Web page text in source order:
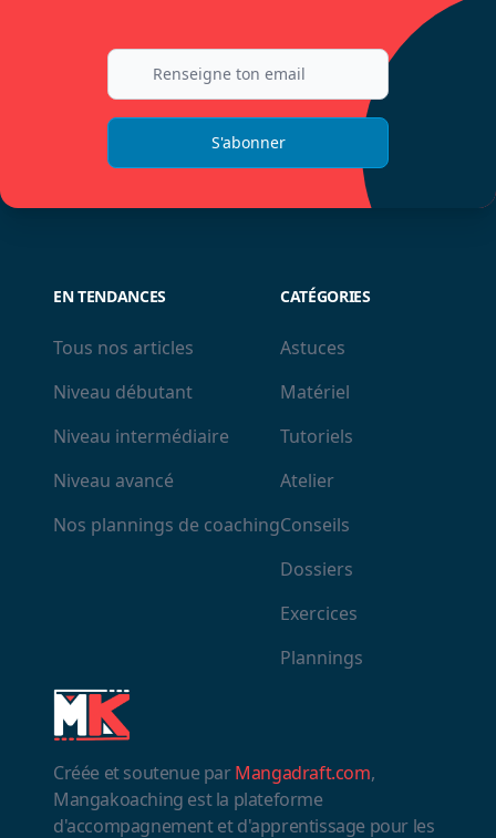
S'abonner
Créée et soutenue parMangadraft.com,
Mangakoaching est la plateforme
d'accompagnement et d'apprentissage pour les
EN TENDANCES
Tous nos articles
Niveau débutant
Niveau intermédiaire
Niveau avancé
Nos plannings de coaching
CATÉGORIES
Astuces
Matériel
Tutoriels
Atelier
Conseils
Dossiers
Exercices
Plannings